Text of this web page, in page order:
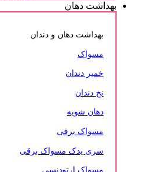
بهداشت دهان
بهداشت دهان و دندان
مسواک
خمیر دندان
نخ دندان
دهان شویه
مسواک برقی
سری یدک مسواک برقی
مسواک ارتودنسی